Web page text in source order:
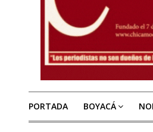
PORTADA BOYACÁ